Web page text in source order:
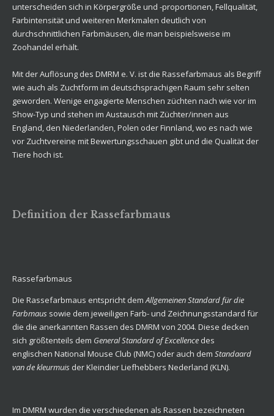
unterscheiden sich in Körpergröße und -proportionen, Fellqualität,
Farbintensität und weiteren Merkmalen deutlich von
durchschnittlichen Farbmäusen, die man beispielsweise im
Zoohandel erhält.
Mit der Auflösung des DMRM e. V. ist die Rassefarbmaus als Begriff
wie auch als Zuchtform im deutschsprachigen Raum sehr selten
geworden. Wenige engagierte Menschen züchten nach wie vor im
Show-Typ und stehen im Austausch mit Züchter/innen aus
England, den Niederlanden, Polen oder Finnland, wo es nach wie
vor Zuchtvereine mit Bewertungsschauen gibt und die Qualität der
Tiere hoch ist.
Definition der Rassefarbmaus
Rassefarbmaus
Die Rassefarbmaus entspricht dem Allgemeinen Standard für die
Farbmaus sowie dem jeweiligen Farb- und Zeichnungsstandard für
die die anerkannten Rassen des DMRM von 2004. Diese decken
sich größtenteils dem General Standard of Excellence des
englischen National Mouse Club (NMC) oder auch dem Standaard
van de kleurmuis derKleindier Liefhebbers Nederland (KLN).
Im DMRM wurden die verschiedenen als Rassen bezeichneten